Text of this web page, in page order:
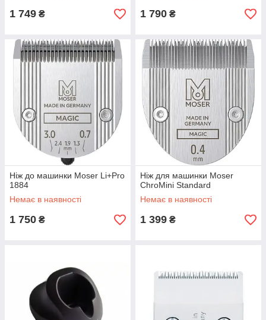
1 749 ₴ 1 790 ₴
Ніж до машинки Moser Li+Pro
1884
Немає в наявності
1 750 ₴
Ніж для машинки Moser
ChroMini Standard
Немає в наявності
1 399 ₴